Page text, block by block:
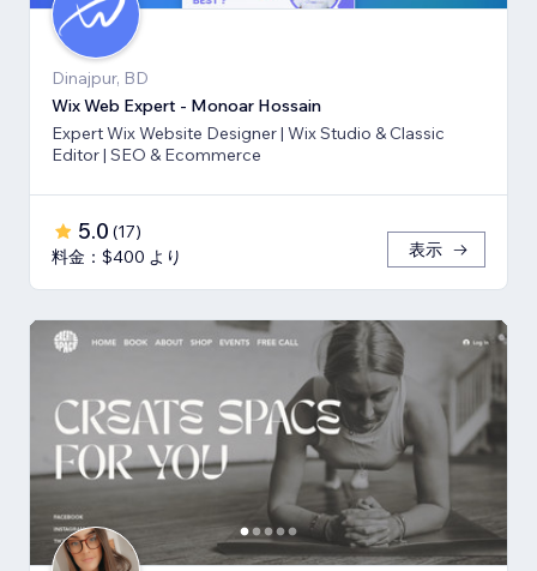
Dinajpur, BD
Wix Web Expert - Monoar Hossain
Expert Wix Website Designer | Wix Studio & Classic
Editor | SEO & Ecommerce
5.0 (17)
料金：$400 より
表示